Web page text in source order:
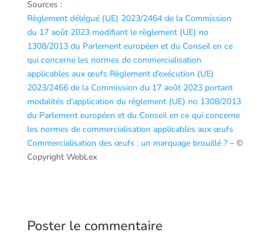
Sources :
Règlement délégué (UE) 2023/2464 de la Commission
du 17 août 2023 modifiant le règlement (UE) no
1308/2013 du Parlement européen et du Conseil en ce
qui concerne les normes de commercialisation
applicables aux œufs Règlement d’exécution (UE)
2023/2466 de la Commission du 17 août 2023 portant
modalités d’application du règlement (UE) no 1308/2013
du Parlement européen et du Conseil en ce qui concerne
les normes de commercialisation applicables aux œufs
Commercialisation des œufs : un marquage brouillé ?– ©
Copyright WebLex
Poster le commentaire